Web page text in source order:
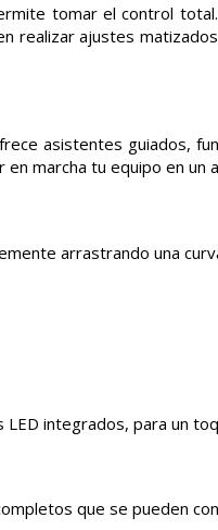
tomar el control
realizar ajustes
asistentes guiados,
marcha tu equipo en un
arrastrando una
LED integrados, para un
que se pueden